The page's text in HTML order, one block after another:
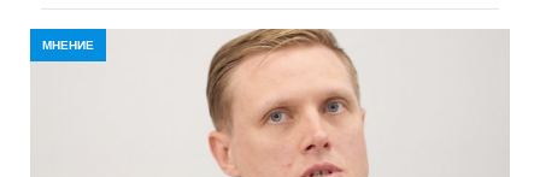
МНЕНИЕ